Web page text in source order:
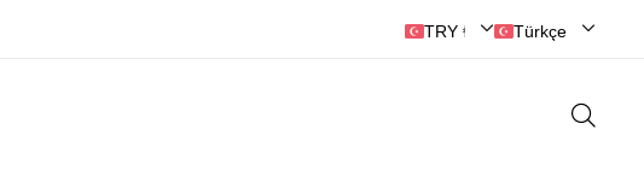
TRY ₺ | Türk Lirası
Türkçe